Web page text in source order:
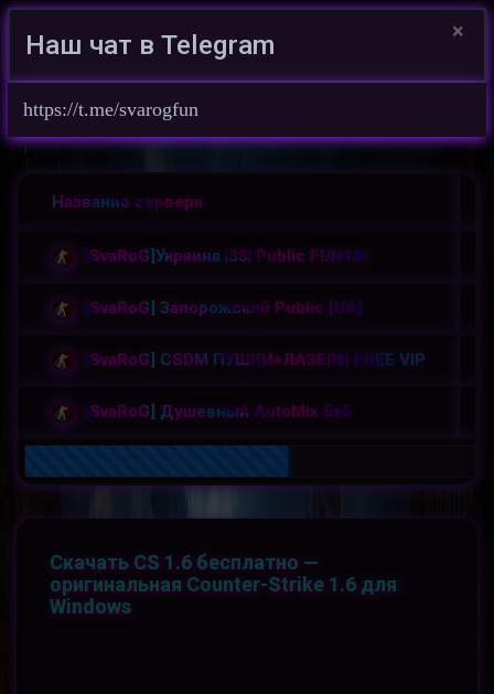
Войти на сайт
Название сервера
[SvaRoG]Украина |33| Public FUN18+
[SvaRoG] Запорожский Public [UA]
[SvaRoG] CSDM ПУШКИ+ЛАЗЕРИ FREE VIP
[SvaRoG] Душевный AutoMix 5x5
Скачать CS 1.6 бесплатно —
оригинальная Counter-Strike 1.6 для
Windows
Наш чат в Telegram ×
https://t.me/svarogfun